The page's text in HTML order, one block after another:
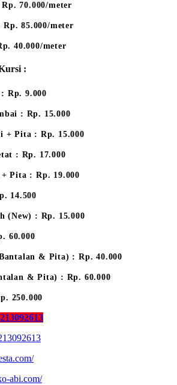
70.000/meter
85.000/meter
40.000/meter
:
Rp. 9.000
: Rp. 15.000
+ Pita : Rp. 15.000
: Rp. 17.000
Pita : Rp. 19.000
14.500
(New) : Rp. 15.000
60.000
& Pita) : Rp. 40.000
& Pita) : Rp. 60.000
250.000
abi.com/